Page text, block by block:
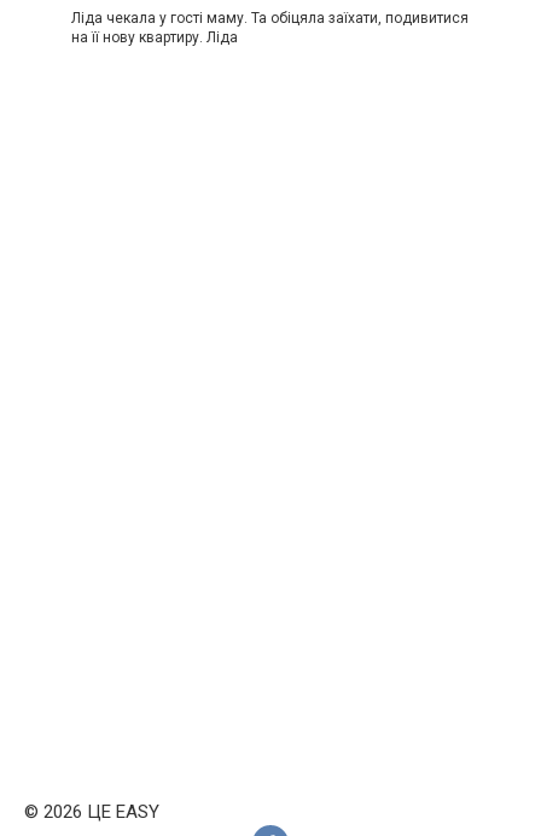
Ліда чекала у гості маму. Та обіцяла заїхати, подивитися
на її нову квартиру. Ліда
© 2026 ЦЕ EASY